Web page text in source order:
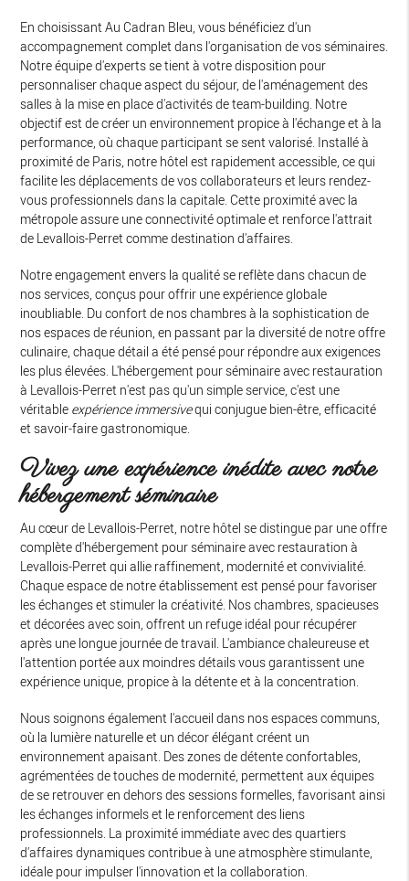
En choisissant Au Cadran Bleu, vous bénéficiez d'un
accompagnement complet dans l'organisation de vos séminaires.
Notre équipe d'experts se tient à votre disposition pour
personnaliser chaque aspect du séjour, de l'aménagement des
salles à la mise en place d'activités de team-building. Notre
objectif est de créer un environnement propice à l'échange et à la
performance, où chaque participant se sent valorisé. Installé à
proximité de Paris, notre hôtel est rapidement accessible, ce qui
facilite les déplacements de vos collaborateurs et leurs rendez-
vous professionnels dans la capitale. Cette proximité avec la
métropole assure une connectivité optimale et renforce l'attrait
de Levallois-Perret comme destination d'affaires.
Notre engagement envers la qualité se reflète dans chacun de
nos services, conçus pour offrir une expérience globale
inoubliable. Du confort de nos chambres à la sophistication de
nos espaces de réunion, en passant par la diversité de notre offre
culinaire, chaque détail a été pensé pour répondre aux exigences
les plus élevées. L'hébergement pour séminaire avec restauration
à Levallois-Perret n'est pas qu'un simple service, c'est une
véritable expérience immersivequi conjugue bien-être, efficacité
et savoir-faire gastronomique.
Vivez une expérience inédite avec notre
hébergement séminaire
Au cœur de Levallois-Perret, notre hôtel se distingue par une offre
complète d'hébergement pour séminaire avec restauration à
Levallois-Perret qui allie raffinement, modernité et convivialité.
Chaque espace de notre établissement est pensé pour favoriser
les échanges et stimuler la créativité. Nos chambres, spacieuses
et décorées avec soin, offrent un refuge idéal pour récupérer
après une longue journée de travail. L'ambiance chaleureuse et
l'attention portée aux moindres détails vous garantissent une
expérience unique, propice à la détente et à la concentration.
Nous soignons également l'accueil dans nos espaces communs,
où la lumière naturelle et un décor élégant créent un
environnement apaisant. Des zones de détente confortables,
agrémentées de touches de modernité, permettent aux équipes
de se retrouver en dehors des sessions formelles, favorisant ainsi
les échanges informels et le renforcement des liens
professionnels. La proximité immédiate avec des quartiers
d'affaires dynamiques contribue à une atmosphère stimulante,
idéale pour impulser l'innovation et la collaboration.